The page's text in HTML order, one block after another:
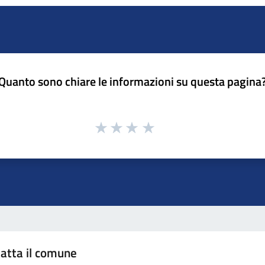
sono chiare le informazioni su questa
il comune